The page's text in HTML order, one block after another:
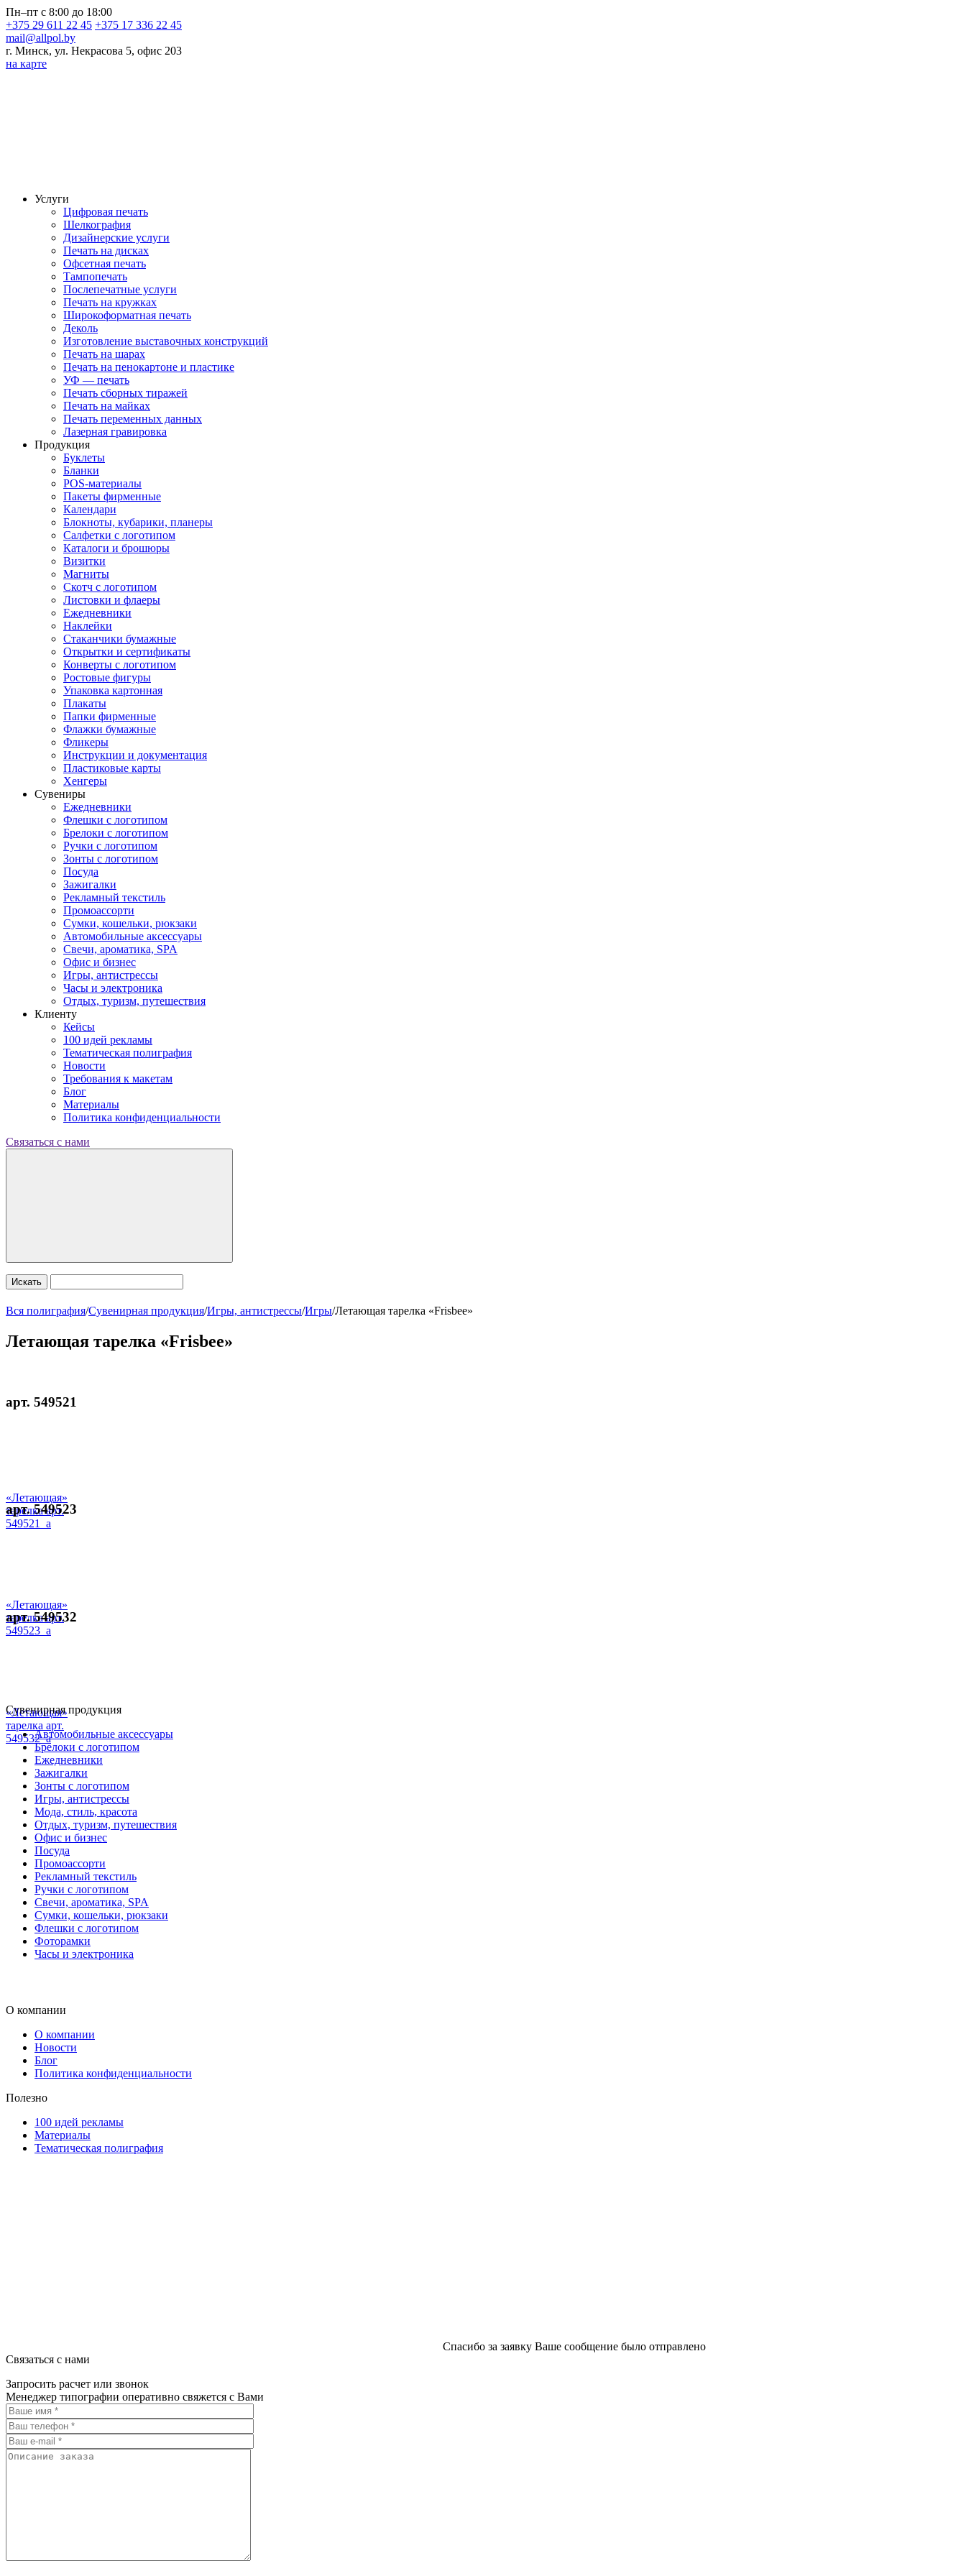
Пн–пт с 8:00 до 18:00
+375 29 611 22 45 +375 17 336 22 45
mail@allpol.by
г. Минск, ул. Некрасова 5, офис 203
на карте
Услуги
Цифровая печать
Шелкография
Дизайнерские услуги
Печать на дисках
Офсетная печать
Тампопечать
Послепечатные услуги
Печать на кружках
Широкоформатная печать
Деколь
Изготовление выставочных конструкций
Печать на шарах
Печать на пенокартоне и пластике
УФ — печать
Печать сборных тиражей
Печать на майках
Печать переменных данных
Лазерная гравировка
Продукция
Буклеты
Бланки
POS-материалы
Пакеты фирменные
Календари
Блокноты, кубарики, планеры
Салфетки с логотипом
Каталоги и брошюры
Визитки
Магниты
Скотч с логотипом
Листовки и флаеры
Ежедневники
Наклейки
Стаканчики бумажные
Открытки и сертификаты
Конверты с логотипом
Ростовые фигуры
Упаковка картонная
Плакаты
Папки фирменные
Флажки бумажные
Фликеры
Инструкции и документация
Пластиковые карты
Хенгеры
Сувениры
Ежедневники
Флешки с логотипом
Брелоки с логотипом
Ручки с логотипом
Зонты с логотипом
Посуда
Зажигалки
Рекламный текстиль
Промоассорти
Сумки, кошельки, рюкзаки
Автомобильные аксессуары
Свечи, ароматика, SPA
Офис и бизнес
Игры, антистрессы
Часы и электроника
Отдых, туризм, путешествия
Клиенту
Кейсы
100 идей рекламы
Тематическая полиграфия
Новости
Требования к макетам
Блог
Материалы
Политика конфиденциальности
Связаться с нами
Искать
Вся полиграфия/Сувенирная продукция/Игры, антистрессы/Игры/Летающая тарелка «Frisbee»
Летающая тарелка «Frisbee»
арт. 549521
«Летающая»
тарелка арт.
549521_a
арт. 549523
«Летающая»
тарелка арт.
549523_a
арт. 549532
«Летающая»
тарелка арт.
549532_a
Сувенирная продукция
Автомобильные аксессуары
Брелоки с логотипом
Ежедневники
Зажигалки
Зонты с логотипом
Игры, антистрессы
Мода, стиль, красота
Отдых, туризм, путешествия
Офис и бизнес
Посуда
Промоассорти
Рекламный текстиль
Ручки с логотипом
Свечи, ароматика, SPA
Сумки, кошельки, рюкзаки
Флешки с логотипом
Фоторамки
Часы и электроника
О компании
О компании
Новости
Блог
Политика конфиденциальности
Полезно
100 идей рекламы
Материалы
Тематическая полиграфия
Спасибо за заявку Ваше сообщение было отправлено
Связаться с нами
Запросить расчет или звонок
Менеджер типографии оперативно свяжется с Вами